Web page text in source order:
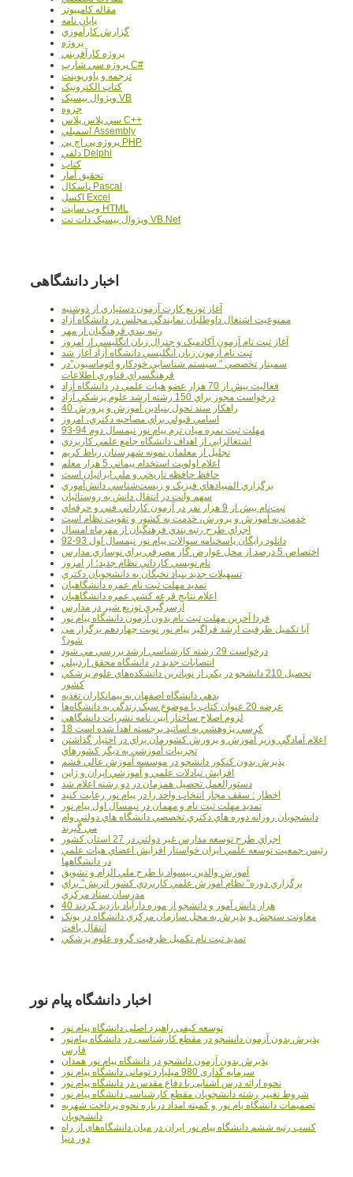
مقاله کامپیوتر
پایان نامه
گزارش کارآموزي
پروژه
پروژه کارآفريني
پروژه سي شارپ C#
ترجمه و پاورپوينت
کتاب الکترونيک
ويژوال بيسيک VB
جزوه
سي پلاس پلاس C++
اسمبلي Assembly
پروژه پي اچ پي PHP
دلفي Delphi
کتاب
تحقيق آمار
پاسکال Pascal
اکسل Excel
وب سايت HTML
ويژوال بيسيک دات نت VB.Net
اخبار دانشگاهی
آغاز توزيع کارت آزمون دستياري از دوشنبه
ممنوعيت اشتغال داوطلبان نمايندگي مجلس در دانشگاه آزاد
رتبه بندي فرهنگيان از مهر
آغاز ثبت نام آزمون آکادميک و جنرال زبان انگليسي از امروز
ثبت نام آزمون زبان انگليسي دانشگاه آزاد آغاز شد
سمينار تخصصي " سيستم شناسايي خودکارو اتوماسيون"در
فرهنگسراي فناوري اطلاعات
فعاليت بيش از 70 هزار عضو هيات علمي در دانشگاه آزاد
درخواست مجوز براي 150 رشته ارشد علوم پزشکي آزاد
40 راهکار سند تحول بنيادين آموزش و پرورش
اسامي قبولي براي مصاحبه دکتري، امروز
مهلت ثبت نمره میان ترم پیام نور نیمسال دوم 94-93
اشتغالزايي از اهداف دانشگاه جامع علمي کاربردي
تجليل از معلمان نمونه شهرستان رباط کريم
اعلام اولويت استخدام پيماني 5 هزار معلم
حافظ حافظه تاريخي و ملي ايرانيان است
برگزاري المپيادهاي فيزيک و زيست‌شناسي دانش‌آموزي
سهم وانت در انتقال دانش به روستائيان
ثبت‌نام بيش از 9 هزار نفر در آزمون کارداني فني و حرفه‌اي
خدمت به آموزش و پرورش، خدمت به کشور و تقويت نظام است
اجراي طرح رتبه بندي فرهنگيان از مهرماه امسال
دانلود رایگان پاسخنامه سوالات پیام نور نیمسال اول 93-92
اختصاص 5 درصد از محل عوارض گاز مصرفي براي نوسازي مدارس
نام نويسي کارداني نظام جديد؛ از امروز
تسهيلات جديد بنياد نخبگان به دانشجويان دکتري
تمديد مهلت ثبت نام عمره دانشگاهيان
اعلام نتايج قرعه کشي عمره دانشگاهيان
ازسرگيري توزيع شير در مدارس
فردا آخرین مهلت ثبت نام بدون آزمون دانشگاه پیام نور
آیا تکمیل ظرفیت ارشد فراگیر پیام نور نوبت چهاردهم برگزار می
شود؟
درخواست 29 رشته کارشناسي ارشد بررسي مي شود
انتصابات جديد در دانشگاه محقق اردبيلي
تحصيل 210 دانشجو در يکي از نوپاترين دانشکده‌هاي علوم پزشکي
کشور
بدهي دانشگاه اصفهان به پيمانکاران تغذيه
عرضه 20 عنوان کتاب با موضوع سبک زندگي به دانشگاه‌ها
لزوم اصلاح ساختار آيين نامه نشريات دانشگاهي
18 کرسي پژوهشي به اساتيد برجسته اهدا شده است
اعلام آمادگي وزير آموزش و پرورش کشورمان براي در اختيار گذاشتن
تجربيات آموزشي به ديگر کشورهاي
پذيرش بدون کنکور دانشجو در موسسه آموزش عالي قشم
افزايش تبادلات علمي و آموزشي ايران و ژاپن
دستورالعمل تحصیل همزمان در دو رشته اعلام شد
اخطار : سقف مجاز انتخاب واحد را در پیام نور رعایت کنید
تمدید مهلت ثبت نام و مهمان در نیمسال اول پیام نور
دانشجويان روزانه دوره هاي دكتري تخصصي دانشگاه هاي دولتي وام
مي گيرند
اجراي طرح توسعه مدارس غير دولتي در 27 استان کشور
رئيس جمعيت توسعه علمي ايران خواستار افزايش اعضاي هيات علمي
در دانشگاهها
آموزش والدين بيسواد با طرح ملي الزام و تشويق
برگزاري دوره" نظام آموزش علمي كاربردي كشور اتريش" براي
مدرسان ستاد مرکزي
40 هزار دانش آموز و دانشجو از موزه دارآباد بازديد کردند
معاونت سنجش و پذيرش به محل سازمان مرکزي دانشگاه در پونک
انتقال يافت
تمديد ثبت نام تکميل ظرفيت گروه علوم پزشکي
اخبار دانشگاه پیام نور
توسعه کیفی راهبرد اصلی دانشگاه پیام نور
پذیرش بدون آزمون دانشجو در مقطع کارشناسی در دانشگاه پیام‌نور
فارس
پذیرش بدون آزمون دانشجو در دانشگاه پیام نور همدان
سرمایه گذاری 980 میلیارد تومانی دانشگاه پیام نور
نحوه ارائه درس آشنایی با دفاع مقدس در دانشگاه پیام نور
شروط تغییر رشته دانشجویان مقطع کارشناسی دانشگاه پیام نور
تصمیمات دانشگاه یام نور و کمیته امداد درباره نحوه پرداخت شهریه
دانشجویان
کسب رتبه ششم دانشگاه پیام نور ایران در میان دانشگاه‌های از راه
دور دنیا